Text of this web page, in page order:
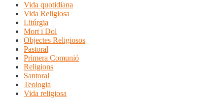
Vida quotidiana
Vida Religiosa
Litúrgia
Mort i Dol
Objectes Religiosos
Pastoral
Primera Comunió
Religions
Santoral
Teologia
Vida religiosa